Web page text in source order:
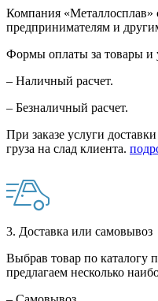
Компания «Металлосплав»
предпринимателям и
Формы оплаты за товары и
– Наличный расчет.
– Безналичный расчет.
При заказе услуги
груза на слад клиента.
3. Доставка или самовывоз
Выбрав товар по каталогу
предлагаем несколько